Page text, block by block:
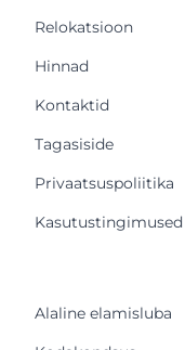
Relokatsioon
Hinnad
Kontaktid
Tagasiside
Privaatsuspoliitika
Kasutustingimused
Alaline elamisluba